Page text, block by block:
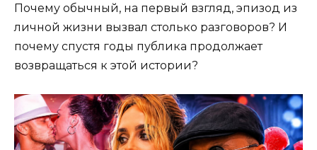
Почему обычный, на первый взгляд, эпизод из
личной жизни вызвал столько разговоров? И
почему спустя годы публика продолжает
возвращаться к этой истории?